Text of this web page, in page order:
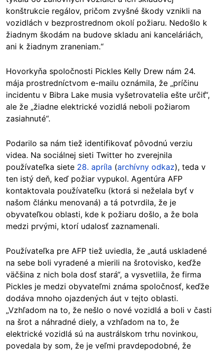
konštrukcie regálov, pričom zvyšné škody vznikli na
vozidlách v bezprostrednom okolí požiaru. Nedošlo k
žiadnym škodám na budove skladu ani kanceláriách,
ani k žiadnym zraneniam.“
Hovorkyňa spoločnosti Pickles Kelly Drew nám 24.
mája prostredníctvom e-mailu oznámila, že „príčinu
incidentu v Bibra Lake musia vyšetrovatelia ešte určiť“,
ale že „žiadne elektrické vozidlá neboli požiarom
zasiahnuté“.
Podarilo sa nám tiež identifikovať pôvodnú verziu
videa. Na sociálnej sieti Twitter ho zverejnila
používateľka siete 28. apríla (archívny odkaz), teda v
ten istý deň, keď požiar vypukol. Agentúra AFP
kontaktovala používateľku (ktorá si neželala byť v
našom článku menovaná) a tá potvrdila, že je
obyvateľkou oblasti, kde k požiaru došlo, a že bola
medzi prvými, ktorí udalosť zaznamenali.
Používateľka pre AFP tiež uviedla, že „autá uskladené
na sebe boli vyradené a mierili na šrotovisko, keďže
väčšina z nich bola dosť stará“, a vysvetlila, že firma
Pickles je medzi obyvateľmi známa spoločnosť, keďže
dodáva mnoho ojazdených áut v tejto oblasti.
„Vzhľadom na to, že nešlo o nové vozidlá a boli v časti
na šrot a náhradné diely, a vzhľadom na to, že
elektrické vozidlá sú na austrálskom trhu novinkou,
povedala by som, že je veľmi pravdepodobné, že